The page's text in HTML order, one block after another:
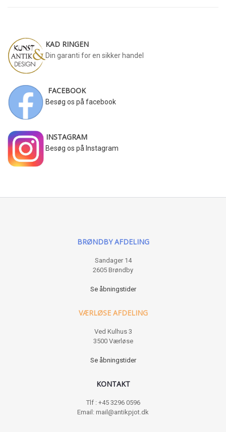
KAD RINGEN
Din garanti for en sikker handel
FACEBOOK
Besøg os på facebook
INSTAGRAM
Besøg os på Instagram
BRØNDBY AFDELING
Sandager 14
2605 Brøndby
Se åbningstider
VÆRLØSE AFDELING
Ved Kulhus 3
3500 Værløse
Se åbningstider
KONTAKT
Tlf : +45 3296 0596
Email: mail@antikpjot.dk